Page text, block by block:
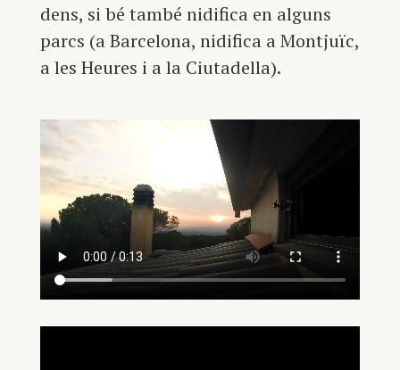
dens, si bé també nidifica en alguns
parcs (a Barcelona, nidifica a Montjuïc,
a les Heures i a la Ciutadella).